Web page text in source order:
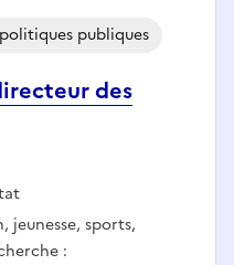
des
publiques
jeunesse, sports,
: